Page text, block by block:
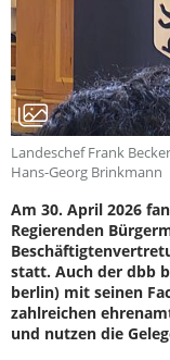
Landeschef Frank
Hans-Georg Brinkmann
Am 30. April 2026
Regierenden
statt. Auch der dbb
berlin) mit seinen
zahlreichen
und nutzen die